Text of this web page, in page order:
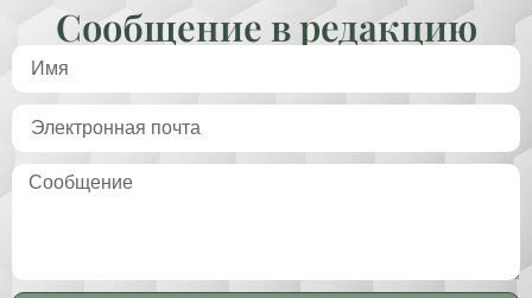
Сообщение в редакцию